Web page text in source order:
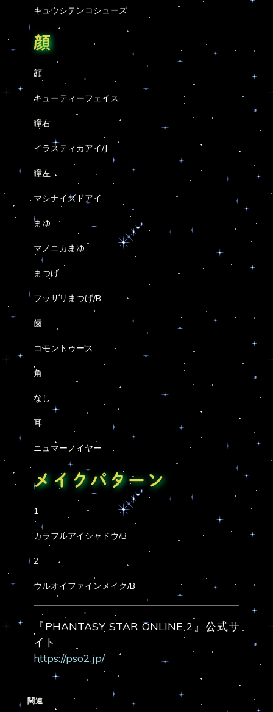
キュウシテンコシューズ
顔
顔
キューティーフェイス
瞳右
イラスティカアイ/J
瞳左
マシナイズドアイ
まゆ
マノニカまゆ
まつげ
フッサリまつげ/B
歯
コモントゥース
角
なし
耳
ニュマーノイヤー
メイクパターン
1
カラフルアイシャドウ/B
2
ウルオイファインメイク/B
『PHANTASY STAR ONLINE 2』公式サ
イト
https://pso2.jp/
関連